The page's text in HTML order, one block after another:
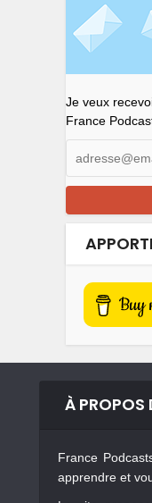
Je veux
France
À PROPOS
France
apprendre et